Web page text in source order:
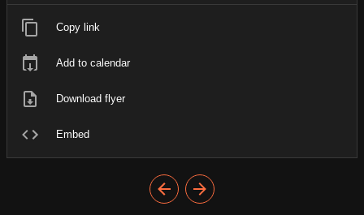
Copy link
Add to calendar
Download flyer
Embed